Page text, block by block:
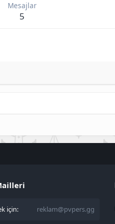
Mesajlar
5
için: reklam@pvpers.gg